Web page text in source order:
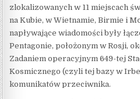
zlokalizowanych w 11 miejscach
na Kubie, w Wietnamie, Birmie i
napływające wiadomości były
Pentagonie, położonym w Rosji,
Zadaniem operacyjnym 649-tej
Kosmicznego (czyli tej bazy w
komunikatów przeciwnika.